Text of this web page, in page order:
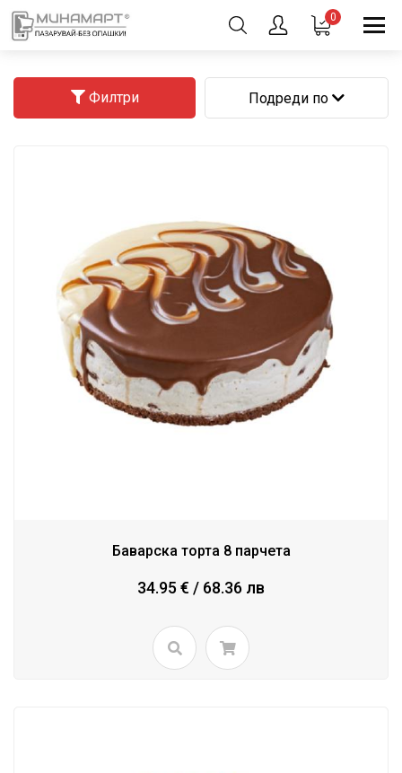
0
Филтри Подреди по
Баварска торта 8 парчета
34.95 € / 68.36 лв